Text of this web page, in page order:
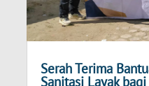
Serah Terima
Sanitasi Layak